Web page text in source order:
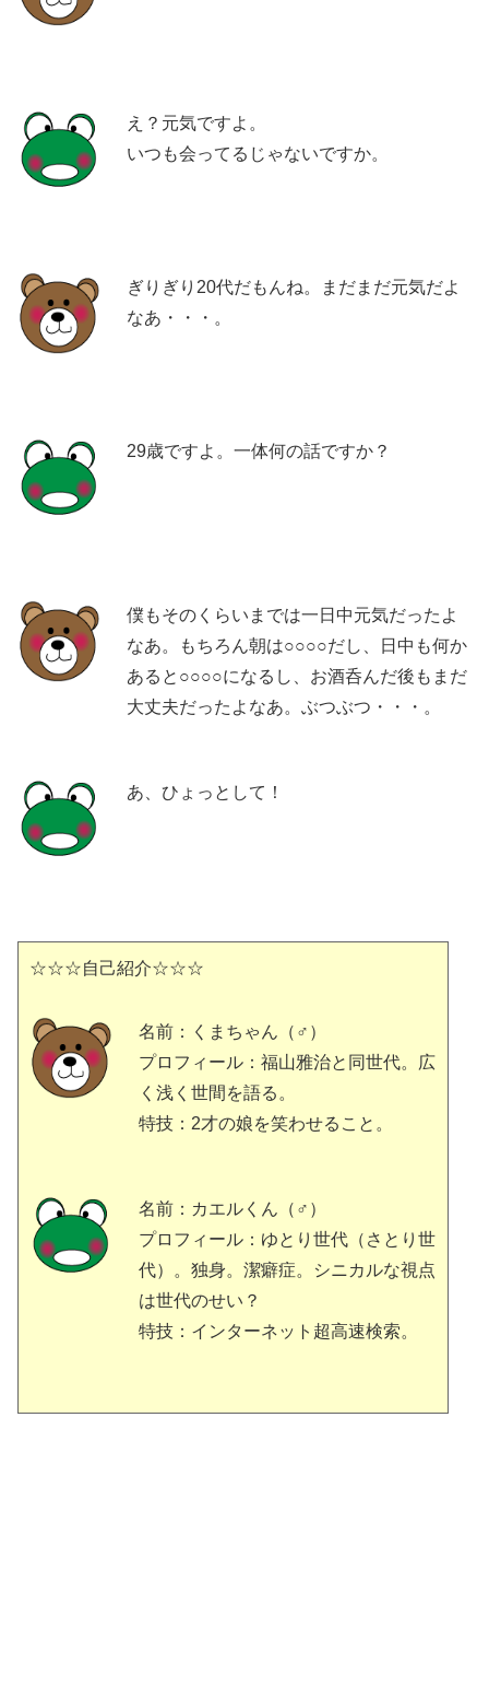
え？元気ですよ。
いつも会ってるじゃないですか。
ぎりぎり20代だもんね。まだまだ元気だよ
なあ・・・。
29歳ですよ。一体何の話ですか？
僕もそのくらいまでは一日中元気だったよ
なあ。もちろん朝は○○○○だし、日中も何か
あると○○○○になるし、お酒呑んだ後もまだ
大丈夫だったよなあ。ぶつぶつ・・・。
あ、ひょっとして！
☆☆☆自己紹介☆☆☆
名前：くまちゃん（♂）
プロフィール：福山雅治と同世代。広
く浅く世間を語る。
特技：2才の娘を笑わせること。
名前：カエルくん（♂）
プロフィール：ゆとり世代（さとり世
代）。独身。潔癖症。シニカルな視点
は世代のせい？
特技：インターネット超高速検索。